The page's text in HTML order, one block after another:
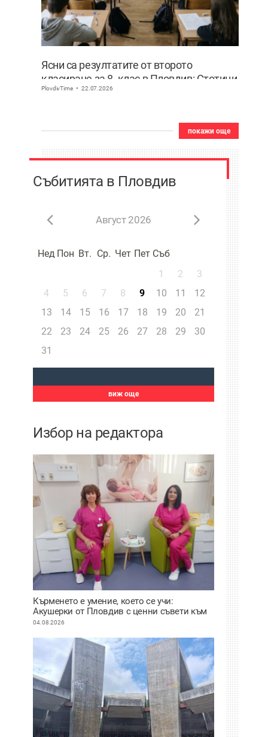
Ясни са резултатите от второто
класиране за 8. клас в Пловдив: Стотици
ученици сбъднаха мечтата си за по-
PlovdivTime 22.07.2026
покажи още
Събитията в Пловдив
Август 2026
Нед Пон Вт. Ср. Чет Пет Съб
1
2
3
4
5 6 7 8 9 10 11
12
13
14 15 16 17 18 19 20
21
22
23 24 25 26 27 28 29
30
31
виж още
Избор на редактора
Кърменето е умение, което се учи:
Акушерки от Пловдив с ценни съвети към
младите майки
04.08.2026